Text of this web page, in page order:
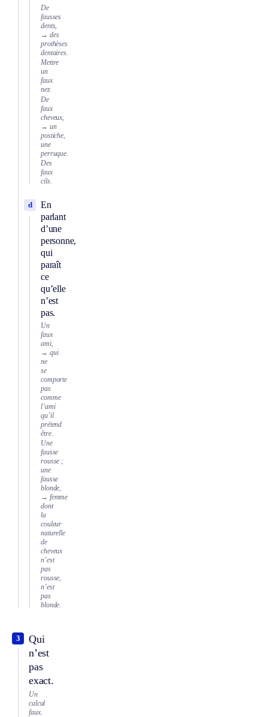
De
fausses
dents,
→ des
prothèses
dentaires.
Mettre
un
faux
nez.
De
faux
cheveux,
→ un
postiche,
une
perruque.
Des
faux
cils.
En
parlant
d’une
personne,
qui
paraît
ce
qu’elle
n’est
pas.
d
Un
faux
ami,
→ qui
ne
se
comporte
pas
comme
l’ami
qu’il
prétend
être.
Une
fausse
rousse ;
une
fausse
blonde,
→ femme
dont
la
couleur
naturelle
de
cheveux
n’est
pas
rousse,
n’est
pas
blonde.
Qui
n’est
pas
exact.
3
Un
calcul
faux.